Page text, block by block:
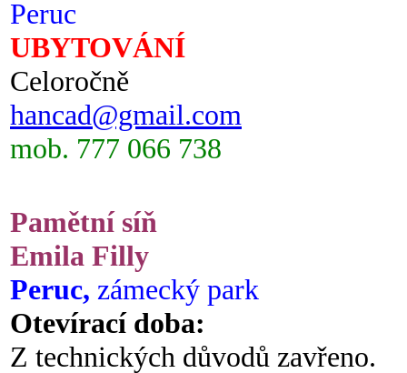
Peruc
UBYTOVÁNÍ
Celoročně
hancad@gmail.com
mob. 777 066 738
Pamětní síň
Emila Filly
Peruc, zámecký park
Otevírací doba:
Z technických důvodů zavřeno.